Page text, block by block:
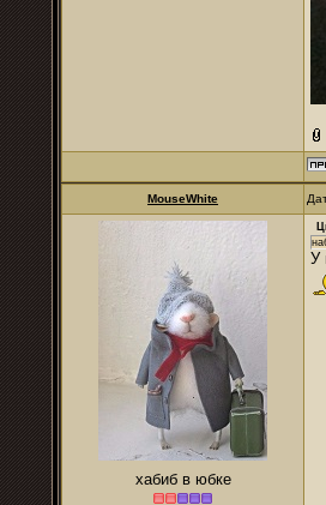
MouseWhite
хабиб в юбке
У